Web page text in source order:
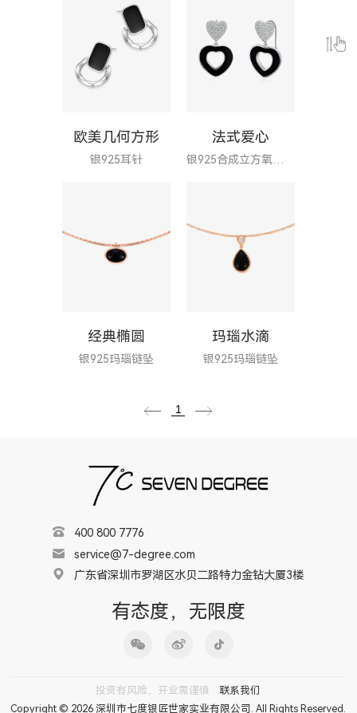
欧美几何方形
银925耳针
法式爱心
经典椭圆
银925玛瑙链坠
玛瑙水滴
银925玛瑙链坠
1
400 800 7776
service@7-degree.com
广东省深圳市罗湖区水贝二路特力金钻大厦3楼
有态度，无限度
投资有风险，开业需谨慎
联系我们
Copyright © 2026 深圳市七度银匠世家实业有限公司. All Rights Reserved.